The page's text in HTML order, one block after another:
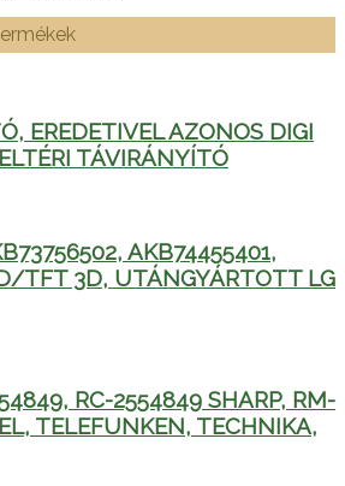
EREDETIVEL AZONOS DIGI
TÁVIRÁNYÍTÓ
AKB74455401,
TFT 3D, UTÁNGYÁRTOTT LG
RC-2554849 SHARP, RM-
TELEFUNKEN, TECHNIKA,